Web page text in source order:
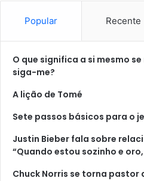
Popular Recente
O que significa a si mesmo
siga-me?
A lição de Tomé
Sete passos básicos para o
Justin Bieber fala sobre
“Quando estou sozinho e
Chuck Norris se torna pastor